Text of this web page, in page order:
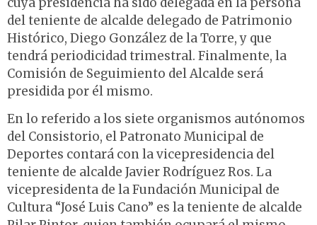
del teniente de alcalde delegado de Patrimonio
Histórico, Diego González de la Torre, y que
tendrá periodicidad trimestral. Finalmente, la
Comisión de Seguimiento del Alcalde será
presidida por él mismo.
En lo referido a los siete organismos autónomos
del Consistorio, el Patronato Municipal de
Deportes contará con la vicepresidencia del
teniente de alcalde Javier Rodríguez Ros. La
vicepresidenta de la Fundación Municipal de
Cultura “José Luis Cano” es la teniente de alcalde